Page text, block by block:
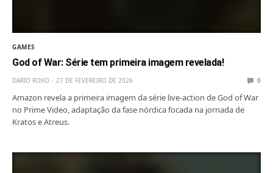
GAMES
God of War: Série tem primeira imagem revelada!
DARIO ROXO 27 DE FEVEREIRO DE 2026 0
Amazon revela a primeira imagem da série live-action de God of War
no Prime Video, adaptação da fase nórdica focada na jornada de
Kratos e Atreus.